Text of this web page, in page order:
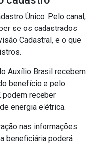
Único. Pelo canal,
se os cadastrados
Cadastral, e o que
Auxílio Brasil recebem
benefício e pelo
podem receber
energia elétrica.
nas informações
beneficiária poderá